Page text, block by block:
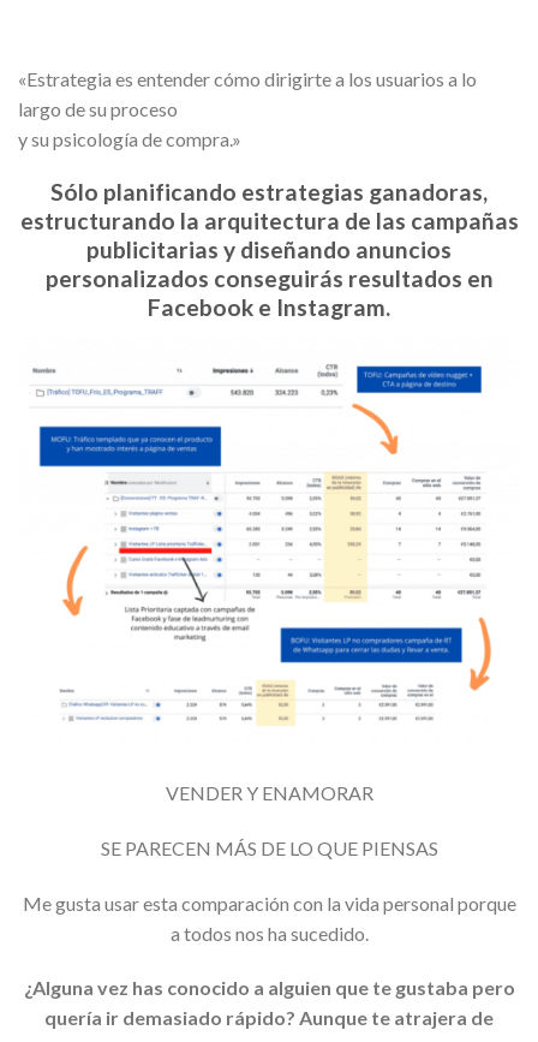
«Estrategia es entender cómo dirigirte a los usuarios a lo
largo de su proceso
y su psicología de compra.»
Sólo planificando estrategias ganadoras,
estructurando la arquitectura de las campañas
publicitarias y diseñando anuncios
personalizados conseguirás resultados en
Facebook e Instagram.
VENDER Y ENAMORAR
SE PARECEN MÁS DE LO QUE PIENSAS
Me gusta usar esta comparación con la vida personal porque
a todos nos ha sucedido.
¿Alguna vez has conocido a alguien que te gustaba pero
quería ir demasiado rápido? Aunque te atrajera de